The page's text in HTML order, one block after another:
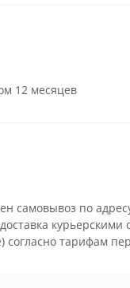
12 месяцев
по
тарифам